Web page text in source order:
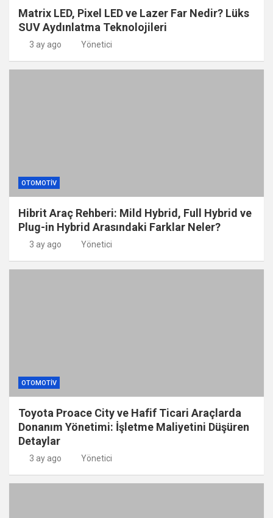
Matrix LED, Pixel LED ve Lazer Far Nedir? Lüks
SUV Aydınlatma Teknolojileri
3 ay ago Yönetici
OTOMOTIV
Hibrit Araç Rehberi: Mild Hybrid, Full Hybrid ve
Plug-in Hybrid Arasındaki Farklar Neler?
3 ay ago Yönetici
OTOMOTIV
Toyota Proace City ve Hafif Ticari Araçlarda
Donanım Yönetimi: İşletme Maliyetini Düşüren
Detaylar
3 ay ago Yönetici